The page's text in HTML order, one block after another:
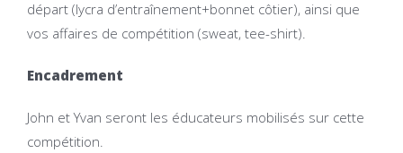
départ (lycra d’entraînement+bonnet côtier), ainsi que
vos affaires de compétition (sweat, tee-shirt).
Encadrement
John et Yvan seront les éducateurs mobilisés sur cette
compétition.